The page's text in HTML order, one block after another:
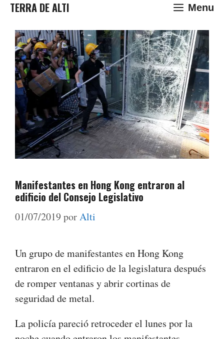
Saltar
contenido
TERRA DE ALTI Menu
Manifestantes en Hong Kong entraron al
edificio del Consejo Legislativo
01/07/2019 porAlti
Un grupo de manifestantes en Hong Kong
entraron en el edificio de la legislatura después
de romper ventanas y abrir cortinas de
seguridad de metal.
La policía pareció retroceder el lunes por la